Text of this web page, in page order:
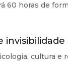
60 horas de
cultura e